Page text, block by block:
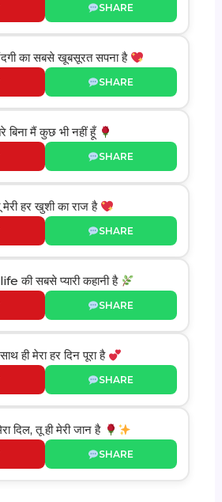
SHARE
का सबसे खूबसूरत सपना है
SHARE
बिना मैं कुछ भी नहीं हूँ
SHARE
हर खुशी का राज है
SHARE
की सबसे प्यारी कहानी है
SHARE
ही मेरा हर दिन पूरा है
SHARE
दिल, तू ही मेरी जान है
SHARE